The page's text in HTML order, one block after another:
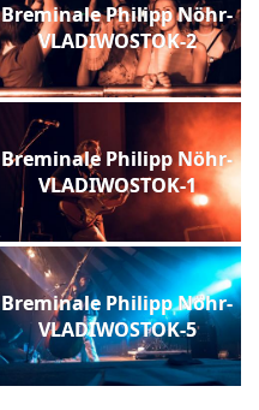
Breminale Philipp Nöhr-
VLADIWOSTOK-2
Breminale Philipp Nöhr-
VLADIWOSTOK-1
Breminale Philipp Nöhr-
VLADIWOSTOK-5